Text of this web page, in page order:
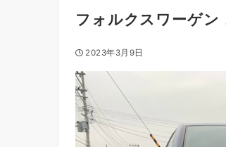
フォルクスワーゲン
2023年3月9日